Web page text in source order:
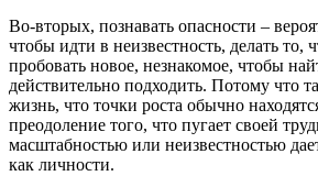
Во-вторых, познавать опасности –
чтобы идти в неизвестность, делать то,
пробовать новое, незнакомое, чтобы
действительно подходить. Потому что
жизнь, что точки роста обычно
преодоление того, что пугает своей
масштабностью или неизвестностью
как личности.